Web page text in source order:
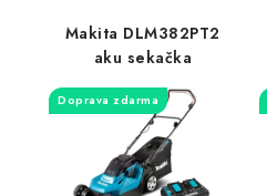
Makita DLM382PT2
aku sekačka
Doprava zdarma